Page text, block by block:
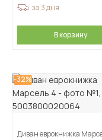
за 3 дня
В корзину
-32%
Диван еврокнижка